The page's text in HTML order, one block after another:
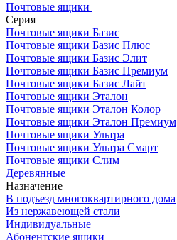
Почтовые ящики
Серия
Почтовые ящики Базис
Почтовые ящики Базис Плюс
Почтовые ящики Базис Элит
Почтовые ящики Базис Премиум
Почтовые ящики Базис Лайт
Почтовые ящики Эталон
Почтовые ящики Эталон Колор
Почтовые ящики Эталон Премиум
Почтовые ящики Ультра
Почтовые ящики Ультра Смарт
Почтовые ящики Слим
Деревянные
Назначение
В подъезд многоквартирного дома
Из нержавеющей стали
Индивидуальные
Абонентские ящики